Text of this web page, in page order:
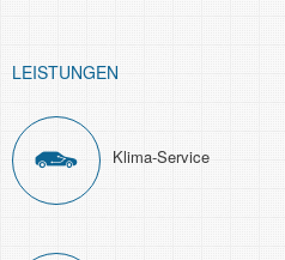
LEISTUNGEN
Klima-Service